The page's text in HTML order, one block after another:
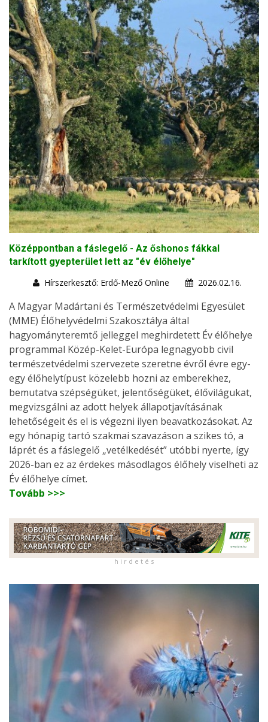
Középpontban a fáslegelő - Az őshonos fákkal
tarkított gyepterület lett az "év élőhelye"
Hírszerkesztő: Erdő-Mező Online
2026.02.16.
A Magyar Madártani és Természetvédelmi Egyesület
(MME) Élőhelyvédelmi Szakosztálya által
hagyományteremtő jelleggel meghirdetett Év élőhelye
programmal Közép-Kelet-Európa legnagyobb civil
természetvédelmi szervezete szeretne évről évre egy-
egy élőhelytípust közelebb hozni az emberekhez,
bemutatva szépségüket, jelentőségüket, élővilágukat,
megvizsgálni az adott helyek állapotjavításának
lehetőségeit és el is végezni ilyen beavatkozásokat. Az
egy hónapig tartó szakmai szavazáson a szikes tó, a
láprét és a fáslegelő „vetélkedését” utóbbi nyerte, így
2026-ban ez az érdekes másodlagos élőhely viselheti az
Év élőhelye címet.
Tovább >>>
h i r d e t é s